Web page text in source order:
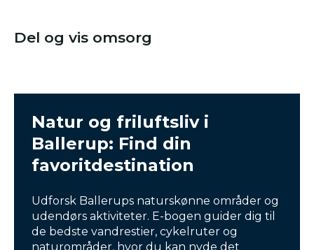
Del og vis omsorg
Natur og friluftsliv i
Ballerup: Find din
favoritdestination
Udforsk Ballerups naturskønne områder og
udendørs aktiviteter. E-bogen guider dig til
de bedste vandrestier, cykelruter og
naturområder, hvor du kan nyde det